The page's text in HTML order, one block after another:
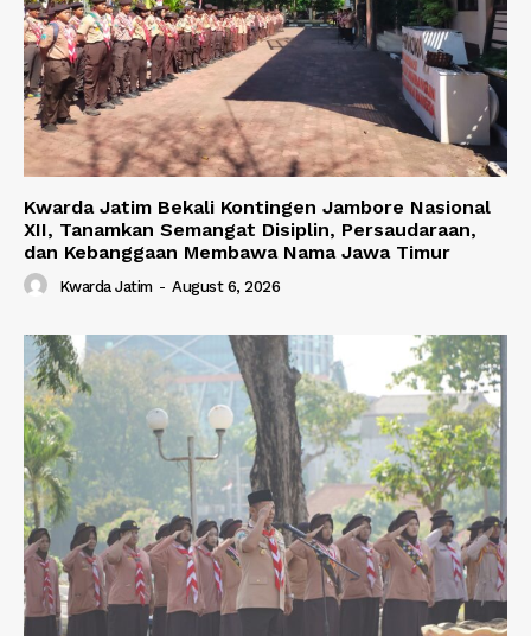
Kwarda Jatim Bekali Kontingen Jambore Nasional
XII, Tanamkan Semangat Disiplin, Persaudaraan,
dan Kebanggaan Membawa Nama Jawa Timur
Kwarda Jatim - August 6, 2026